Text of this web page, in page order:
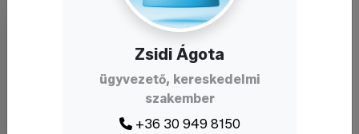
Zsidi Ágota
ügyvezető, kereskedelmi
szakember
+36 30 949 8150